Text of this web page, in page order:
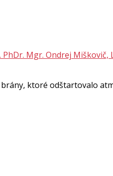
PhDr. Mgr. Ondrej Miškovič,
ktoré odštartovalo